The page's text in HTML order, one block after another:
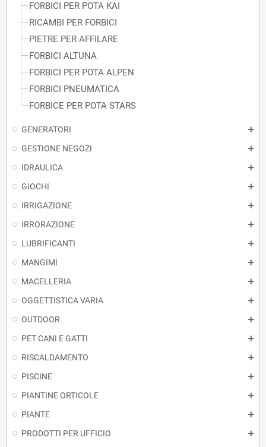
FORBICI PER POTA KAI
RICAMBI PER FORBICI
PIETRE PER AFFILARE
FORBICI ALTUNA
FORBICI PER POTA ALPEN
FORBICI PNEUMATICA
FORBICE PER POTA STARS
GENERATORI
GESTIONE NEGOZI
IDRAULICA
GIOCHI
IRRIGAZIONE
IRRORAZIONE
LUBRIFICANTI
MANGIMI
MACELLERIA
OGGETTISTICA VARIA
OUTDOOR
PET CANI E GATTI
RISCALDAMENTO
PISCINE
PIANTINE ORTICOLE
PIANTE
PRODOTTI PER UFFICIO